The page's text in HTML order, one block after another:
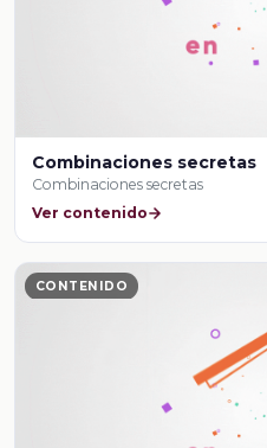
Combinaciones secretas
Combinaciones secretas
Ver contenido
CONTENIDO